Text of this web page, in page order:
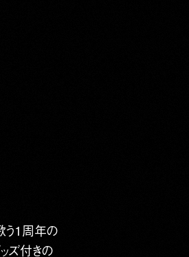
う1周年の
ズ付きの